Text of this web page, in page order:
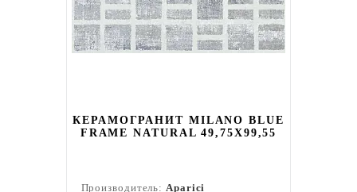
КЕРАМОГРАНИТ MILANO BLUE
FRAME NATURAL 49,75X99,55
Производитель:Aparici